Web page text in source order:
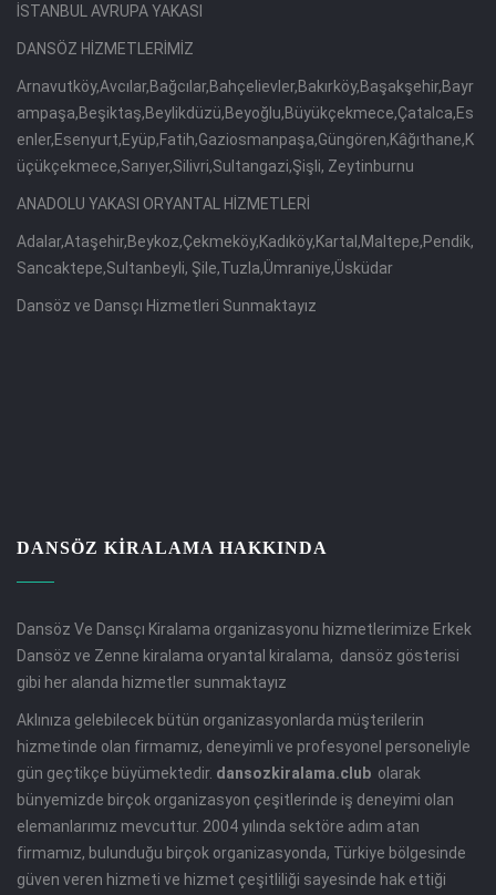
İSTANBUL AVRUPA YAKASI
DANSÖZ HİZMETLERİMİZ
Arnavutköy,Avcılar,Bağcılar,Bahçelievler,Bakırköy,Başakşehir,Bayr
ampaşa,Beşiktaş,Beylikdüzü,Beyoğlu,Büyükçekmece,Çatalca,Es
enler,Esenyurt,Eyüp,Fatih,Gaziosmanpaşa,Güngören,Kâğıthane,K
üçükçekmece,Sarıyer,Silivri,Sultangazi,Şişli, Zeytinburnu
ANADOLU YAKASI ORYANTAL HİZMETLERİ
Adalar,Ataşehir,Beykoz,Çekmeköy,Kadıköy,Kartal,Maltepe,Pendik,
Sancaktepe,Sultanbeyli, Şile,Tuzla,Ümraniye,Üsküdar
Dansöz ve Dansçı Hizmetleri Sunmaktayız
DANSÖZ KIRALAMA HAKKINDA
Dansöz Ve Dansçı Kiralama organizasyonu hizmetlerimize Erkek
Dansöz ve Zenne kiralama oryantal kiralama, dansöz gösterisi
gibi her alanda hizmetler sunmaktayız
Aklınıza gelebilecek bütün organizasyonlarda müşterilerin
hizmetinde olan firmamız, deneyimli ve profesyonel personeliyle
gün geçtikçe büyümektedir. dansozkiralama.club olarak
bünyemizde birçok organizasyon çeşitlerinde iş deneyimi olan
elemanlarımız mevcuttur. 2004 yılında sektöre adım atan
firmamız, bulunduğu birçok organizasyonda, Türkiye bölgesinde
güven veren hizmeti ve hizmet çeşitliliği sayesinde hak ettiği